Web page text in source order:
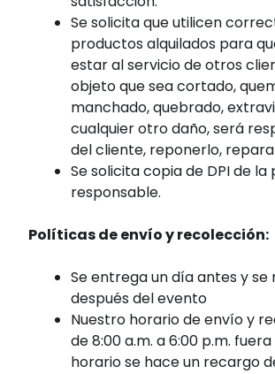
Se solicita que utilicen
productos alquilados para
estar al servicio de otros
objeto que sea cortado,
manchado, quebrado,
cualquier otro daño, será
del cliente, reponerlo,
Se solicita copia de DPI de la
responsable.
Políticas de envío y recolección:
Se entrega un día antes y se
después del evento
Nuestro horario de envío y
de 8:00 a.m. a 6:00 p.m.
horario se hace un recargo